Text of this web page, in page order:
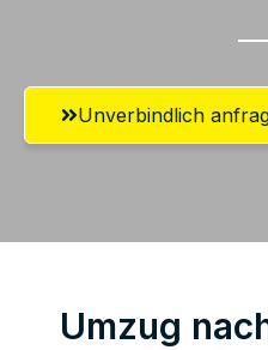
Unverbindlich
Umzug